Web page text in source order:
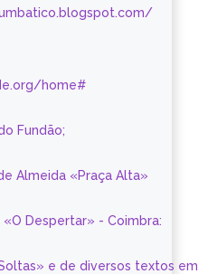
home#
Fundão;
Almeida «Praça Alta»
Despertar» - Coimbra:
e de diversos textos em